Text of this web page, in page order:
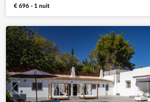
€ 696 - 1 nuit